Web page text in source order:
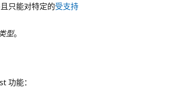
只能对特定的受支持
型。
功能：